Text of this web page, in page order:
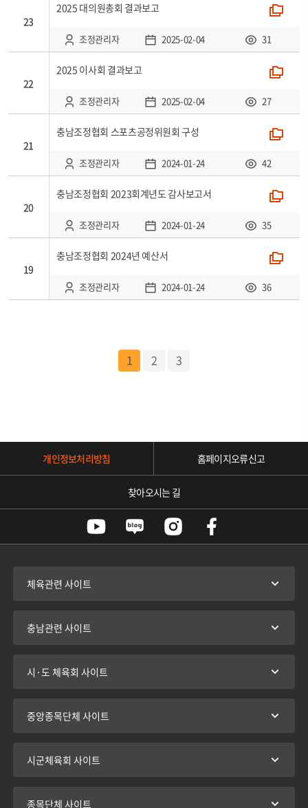
23
2025 대의원총회 결과보고
조정관리자 2025-02-04 31
22
2025 이사회 결과보고
조정관리자 2025-02-04 27
21
충남조정협회 스포츠공정위원회 구성
조정관리자 2024-01-24 42
20
충남조정협회 2023회계년도 감사보고서
조정관리자 2024-01-24 35
19
충남조정협회 2024년 예산서
조정관리자 2024-01-24 36
1 2 3
개인정보처리방침 홈페이지오류신고
찾아오시는 길
체육관련 사이트
충남관련 사이트
시·도 체육회 사이트
중앙종목단체 사이트
시군체육회 사이트
종목단체 사이트